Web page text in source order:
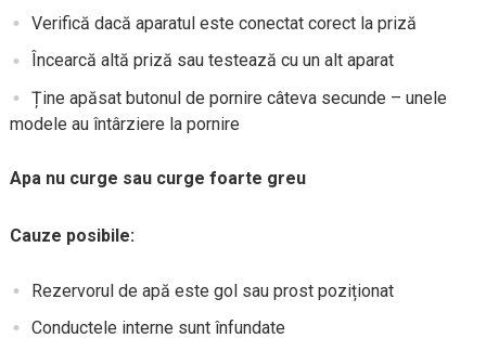
Verifică dacă aparatul este conectat corect la priză
Încearcă altă priză sau testează cu un alt aparat
Ține apăsat butonul de pornire câteva secunde – unele
modele au întârziere la pornire
Apa nu curge sau curge foarte greu
Cauze posibile:
Rezervorul de apă este gol sau prost poziționat
Conductele interne sunt înfundate